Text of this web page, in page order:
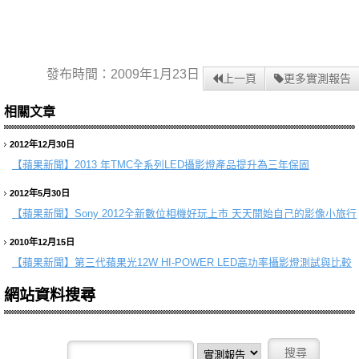
發布時間：2009年1月23日 上一頁 更多實測報告
相關文章
2012年12月30日
【蘋果新聞】 2013 年TMC全系列LED攝影燈產品提升為三年保固
2012年5月30日
【蘋果新聞】 Sony 2012全新數位相機好玩上市 天天開始自己的影像小旅行
2010年12月15日
【蘋果新聞】 第三代蘋果光12W HI-POWER LED高功率攝影燈測試與比較
網站資料搜尋